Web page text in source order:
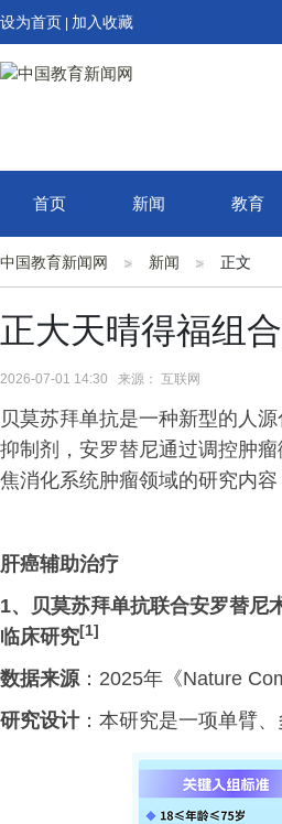
设为首页 加入收藏
首页 新闻 教育
中国教育新闻网 新闻 正文
正大天晴得福组
2026-07-01 14:30 来源： 互联网
贝莫苏拜单抗是一种新型的人
抑制剂，安罗替尼通过调控肿
焦消化系统肿瘤领域的研究内容
肝癌辅助治疗
1、
贝莫苏拜单抗联合安罗替尼
临床研究[1]
数据来源：2025年《Nature
研究设计：本研究是一项单臂